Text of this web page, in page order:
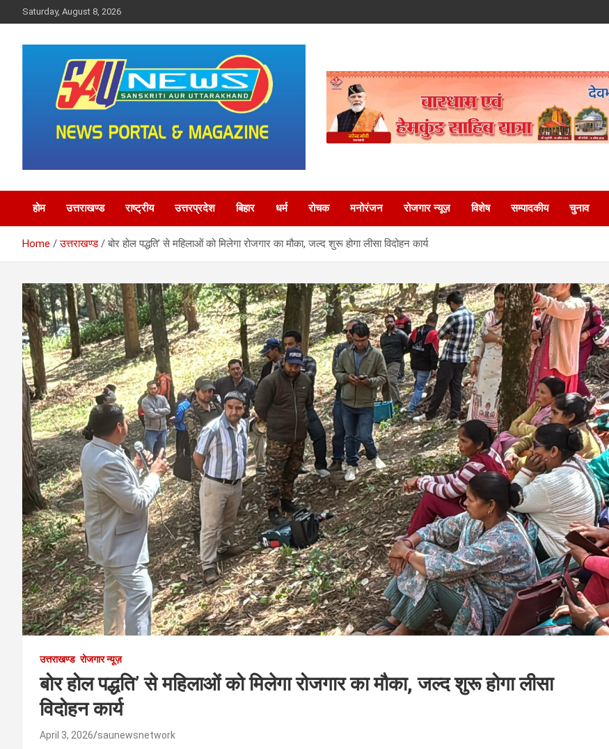
to
Saturday, August 8, 2026
saunewsnetwork
होम उत्तराखण्ड राष्ट्रीय उत्तरप्रदेश बिहार धर्म रोचक मनोरंजन रोजगार न्यूज़ विशेष सम्पादकीय चुनाव
Home उत्तराखण्ड बोर होल पद्धति’ से महिलाओं को मिलेगा रोजगार का मौका, जल्द शुरू होगा लीसा विदोहन कार्य
उत्तराखण्ड रोजगार न्यूज़
बोर होल पद्धति’ से महिलाओं को मिलेगा रोजगार का मौका, जल्द शुरू होगा लीसा
विदोहन कार्य
April 3, 2026 saunewsnetwork